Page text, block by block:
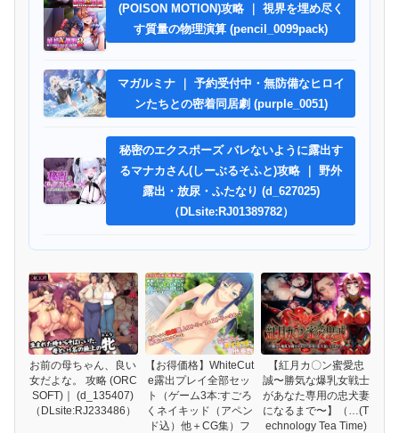
(POISON MOTION)攻略 ｜ 視界を埋め尽く
す質量の物理演算 (pencil_0099pack)
マガルミナ ｜ 予約受付中・無防備なヒロイ
ンたちとの密着同居劇 (purple_0051)
秘密のエクスポーズ バレないように露出す
るマナカさん(しーぶるそふと)攻略 ｜ 野外
露出・放尿・ふたなり (d_627025)
（DLsite:RJ01389782）
お前の母ちゃん、良い
女だよな。 攻略 (ORC
SOFT)｜ (d_135407)
（DLsite:RJ233486）
【お得価格】WhiteCut
e露出プレイ全部セッ
ト（ゲーム3本:すごろ
くネイキッド（アペン
ド込）他＋CG集）フ
【紅月カ〇ン蜜愛忠
誠〜勝気な爆乳女戦士
があなた専用の忠犬妻
になるまで〜】（…(T
echnology Tea Time)